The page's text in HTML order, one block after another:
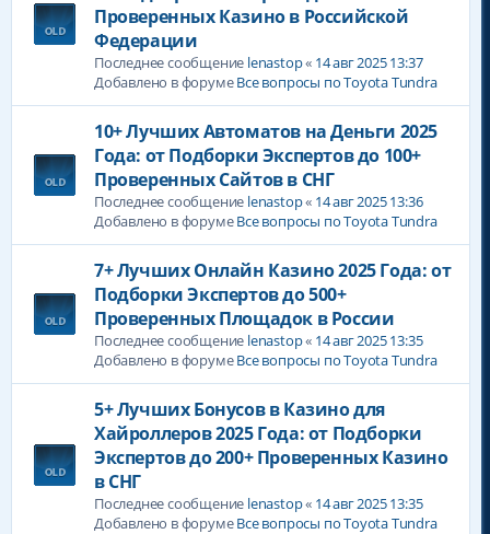
Проверенных Казино в Российской
Федерации
Последнее сообщение lenastop« 14 авг 2025 13:37
Добавлено в форумеВсе вопросы по Toyota Tundra
10+ Лучших Автоматов на Деньги 2025
Года: от Подборки Экспертов до 100+
Проверенных Сайтов в СНГ
Последнее сообщение lenastop« 14 авг 2025 13:36
Добавлено в форумеВсе вопросы по Toyota Tundra
7+ Лучших Онлайн Казино 2025 Года: от
Подборки Экспертов до 500+
Проверенных Площадок в России
Последнее сообщение lenastop« 14 авг 2025 13:35
Добавлено в форумеВсе вопросы по Toyota Tundra
5+ Лучших Бонусов в Казино для
Хайроллеров 2025 Года: от Подборки
Экспертов до 200+ Проверенных Казино
в СНГ
Последнее сообщение lenastop« 14 авг 2025 13:35
Добавлено в форумеВсе вопросы по Toyota Tundra